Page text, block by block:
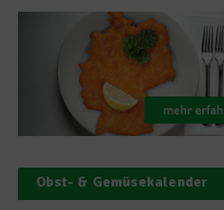
Obst- & Gemüsekalender